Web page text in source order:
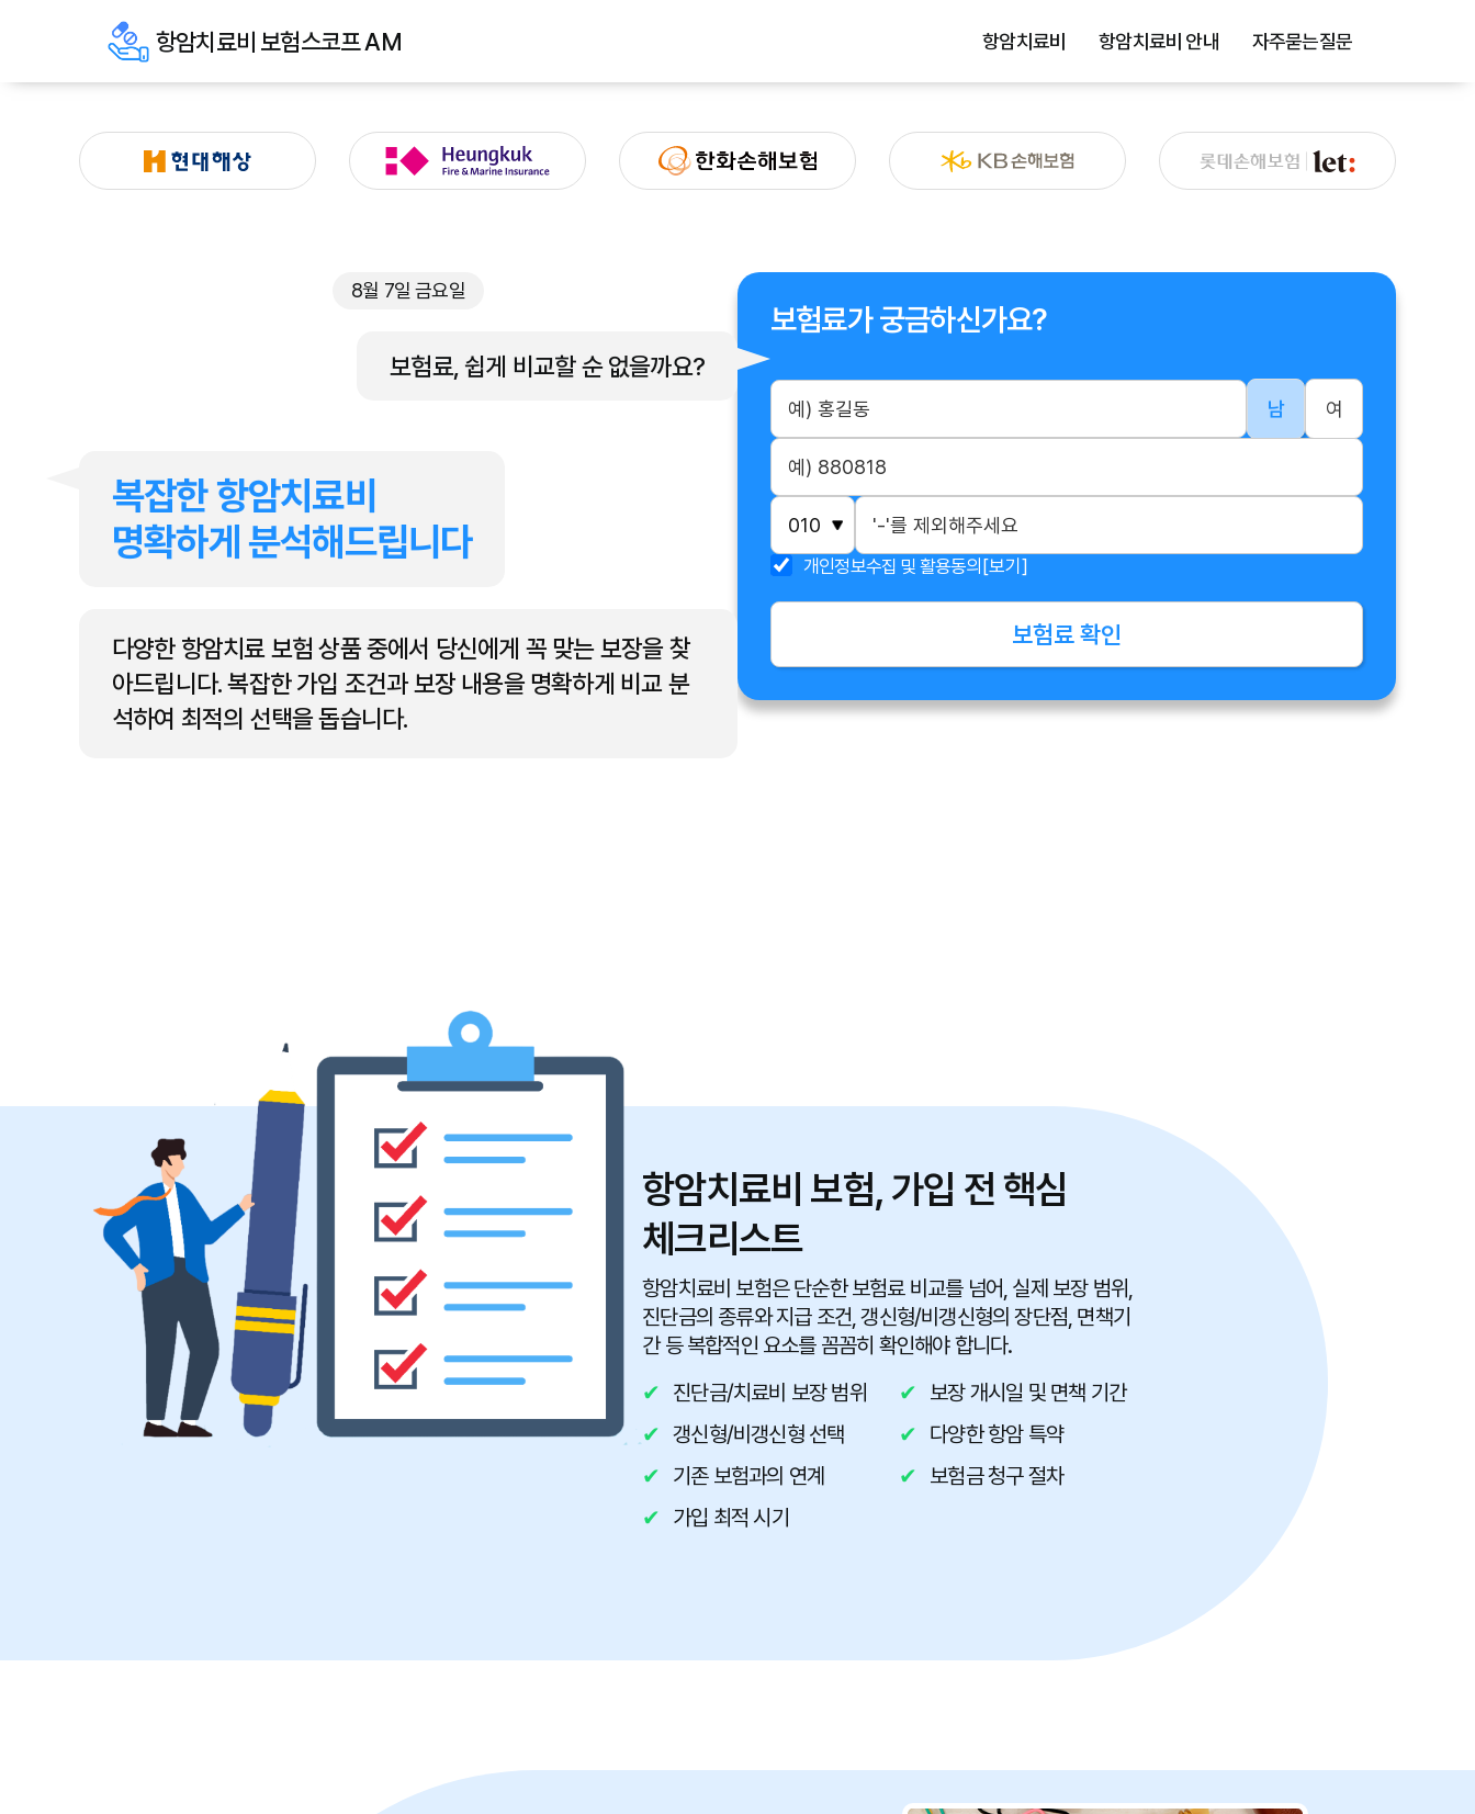
항암치료비 보험스코프 AM 항암치료비 항암치료비 안내 자주묻는질문
8월 7일 금요일
보험료, 쉽게 비교할 순 없을까요?
복잡한 항암치료비
명확하게 분석해드립니다
다양한 항암치료 보험 상품 중에서 당신에게 꼭 맞는 보장을 찾
아드립니다. 복잡한 가입 조건과 보장 내용을 명확하게 비교 분
석하여 최적의 선택을 돕습니다.
보험료가 궁금하신가요?
남 여
개인정보수집 및 활용동의 [보기]
보험료 확인
항암치료비 보험, 가입 전 핵심
체크리스트
항암치료비 보험은 단순한 보험료 비교를 넘어, 실제 보장 범위,
진단금의 종류와 지급 조건, 갱신형/비갱신형의 장단점, 면책기
간 등 복합적인 요소를 꼼꼼히 확인해야 합니다.
진단금/치료비 보장 범위
보장 개시일 및 면책 기간
갱신형/비갱신형 선택
다양한 항암 특약
기존 보험과의 연계
보험금 청구 절차
가입 최적 시기